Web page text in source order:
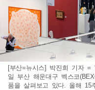
[부산=뉴시스] 박진희 기자 =
일 부산 해운대구 벡스코
품을 살펴보고 있다. 올해 15